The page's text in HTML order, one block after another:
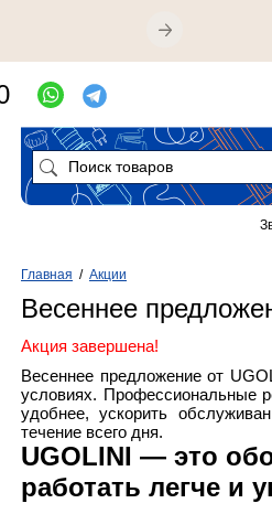
Главная / Акции
Весеннее
Акция завершена!
Весеннее предложение от
условиях. Профессиональные
удобнее, ускорить
течение всего дня.
UGOLINI — это
работать легче и